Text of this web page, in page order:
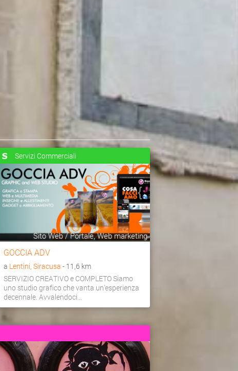
Servizi Commerciali
Sito Web / Portale, Web marketing
GOCCIA ADV
a Lentini, Siracusa - 11,6 km
SERVIZIO CREATIVO e COMPLETO Siamo
uno studio grafico che vanta un'esperienza
decennale. Avvalendoci...